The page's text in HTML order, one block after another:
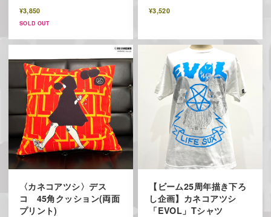
¥3,850
SOLD OUT
¥3,520
〈カネコアツシ〉デス
コ 45角クッション(両面
プリント)
【ビーム25周年描き下ろ
し企画】カネコアツシ
「EVOL」Tシャツ